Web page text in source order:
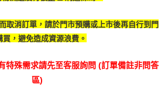
取消訂單，請於門市預購或上市後再自行到門
買，避免造成資源浪費。
特殊需求請先至客服詢問 (訂單備註非問答
區)